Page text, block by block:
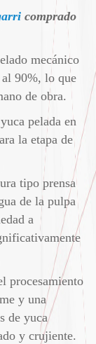
comprado
mecánico
90%, lo que
de obra.
pelada en
la etapa de
tipo prensa
de la pulpa
a
procesamiento
y una
de yuca
y crujiente.